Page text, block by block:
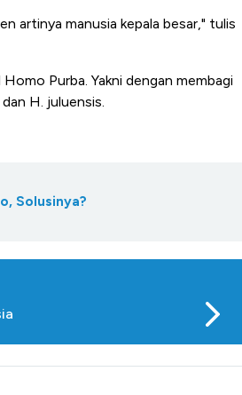
artinya manusia kepala besar," tulis
Purba. Yakni dengan membagi
H. juluensis.
Solusinya?
Buat Pengusaha RI